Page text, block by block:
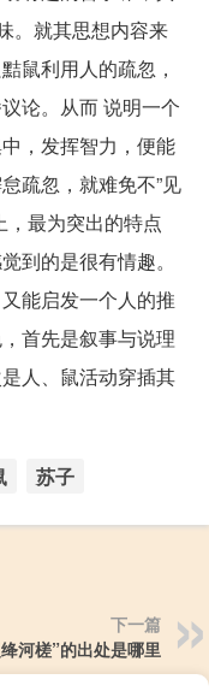
。就其思想内容来
鼠利用人的疏忽，
论。从而 说明一个
，发挥智力，便能
疏忽，就难免不”见
，最为突出的特点
到的是很有情趣。
能启发一个人的推
首先是叙事与说理
人、鼠活动穿插其
苏子
下一篇
河槎”的出处是哪里